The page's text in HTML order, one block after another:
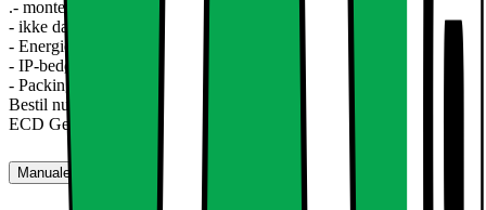
.- montering: Aluminium hvid
- ikke dæmpbar
- Energieffektivitet: A
- IP-bedømmelse: IP44
- Packing størrelse: B = cm 19 | H = 3 cm | L = 16,5 cm
Bestil nu det hotteste form for loft belysning: LED forsænket lys
ECD Germany !!
Manualer, downloads, garanti og support